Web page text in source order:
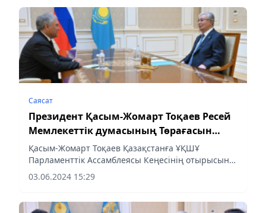
Саясат
Президент Қасым-Жомарт Тоқаев Ресей
Мемлекеттік думасының Төрағасын
қабылдады
Қасым-Жомарт Тоқаев Қазақстанға ҰҚШҰ
Парламенттік Ассамблеясы Кеңесінің отырысына
қатысу үшін келген Ресей Мемлекеттік
думасының Төрағасы Вячеслав Володинді
03.06.2024 15:29